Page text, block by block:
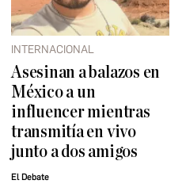
INTERNACIONAL
Asesinan a balazos en
México a un
influencer mientras
transmitía en vivo
junto a dos amigos
El Debate